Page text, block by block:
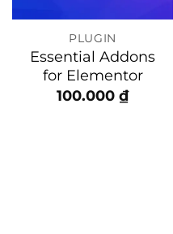
PLUGIN
Essential Addons
for Elementor
100.000 ₫